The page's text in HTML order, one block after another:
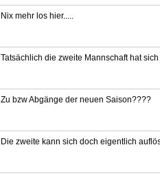
Nix mehr los hier.....
Tatsächlich die zweite Mannschaft hat
Zu bzw Abgänge der neuen Saison????
Die zweite kann sich doch eigentlich